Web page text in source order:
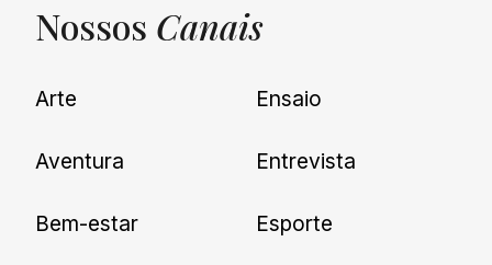
UNQUIET
Newsletter
nossas novidades.
Nossos Canais
Arte
Aventura
Bem-estar
Ensaio
Entrevista
Esporte